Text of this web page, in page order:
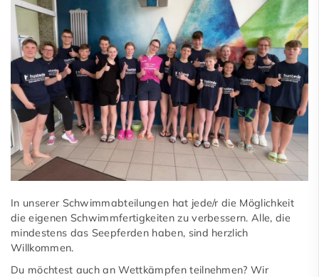
In unserer Schwimmabteilungen hat jede/r die Möglichkeit
die eigenen Schwimmfertigkeiten zu verbessern. Alle, die
mindestens das Seepferden haben, sind herzlich
Willkommen.
Du möchtest auch an Wettkämpfen teilnehmen? Wir